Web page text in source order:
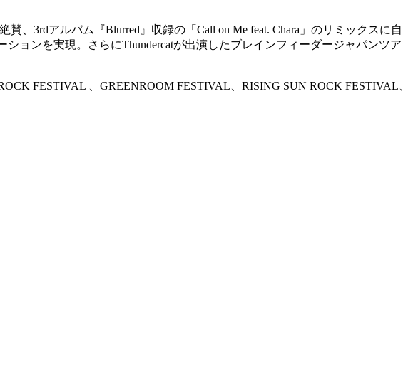
賛、3rdアルバム『Blurred』収録の「Call on Me feat. Chara」のリミックスに自
ションを実現。さらにThundercatが出演したブレインフィーダージャパンツア
FESTIVAL 、GREENROOM FESTIVAL、RISING SUN ROCK FESTIVAL、